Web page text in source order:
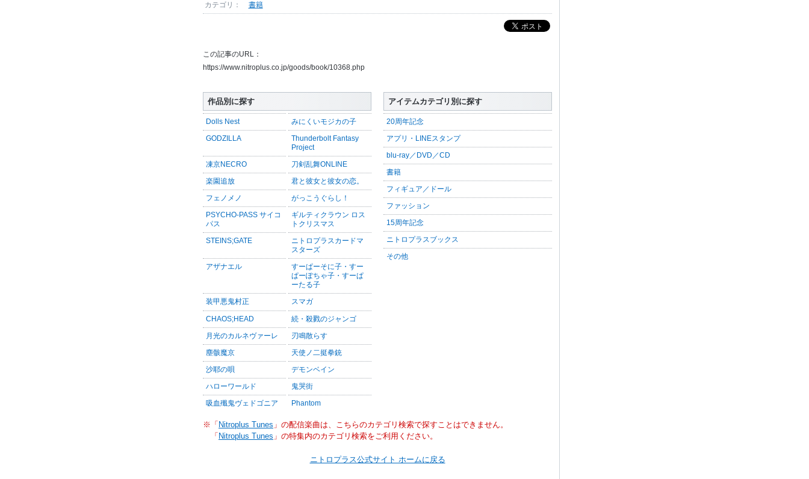
カテゴリ： 書籍
この記事のURL：
https://www.nitroplus.co.jp/goods/book/10368.php
作品別に探す
Dolls Nest みにくいモジカの子
GODZILLA
Thunderbolt Fantasy
Project
凍京NECRO 刀剣乱舞ONLINE
楽園追放 君と彼女と彼女の恋。
フェノメノ がっこうぐらし！
PSYCHO-PASS サイコ
パス
ギルティクラウン ロス
トクリスマス
STEINS;GATE
ニトロプラスカードマ
スターズ
アザナエル
すーぱーそに子・すー
ぱーぽちゃ子・すーぱ
ーたる子
装甲悪鬼村正 スマガ
CHAOS;HEAD 続・殺戮のジャンゴ
月光のカルネヴァーレ 刃鳴散らす
塵骸魔京 天使ノ二挺拳銃
沙耶の唄 デモンベイン
ハローワールド 鬼哭街
吸血殲鬼ヴェドゴニア Phantom
アイテムカテゴリ別に探す
20周年記念
アプリ・LINEスタンプ
blu-ray／DVD／CD
書籍
フィギュア／ドール
ファッション
15周年記念
ニトロプラスブックス
その他
※「 Nitroplus Tunes 」の配信楽曲は、こちらのカテゴリ検索で探すことはできません。
「 Nitroplus Tunes 」の特集内のカテゴリ検索をご利用ください。
ニトロプラス公式サイト ホームに戻る